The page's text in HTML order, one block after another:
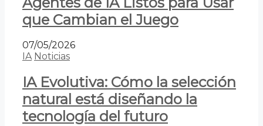
que Cambian el Juego
07/05/2026
IA Noticias
IA Evolutiva: Cómo la selección
natural está diseñando la
tecnología del futuro